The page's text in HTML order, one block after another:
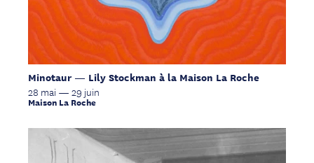
Minotaur — Lily Stockman à la Maison La Roche
28 mai — 29 juin
Maison La Roche